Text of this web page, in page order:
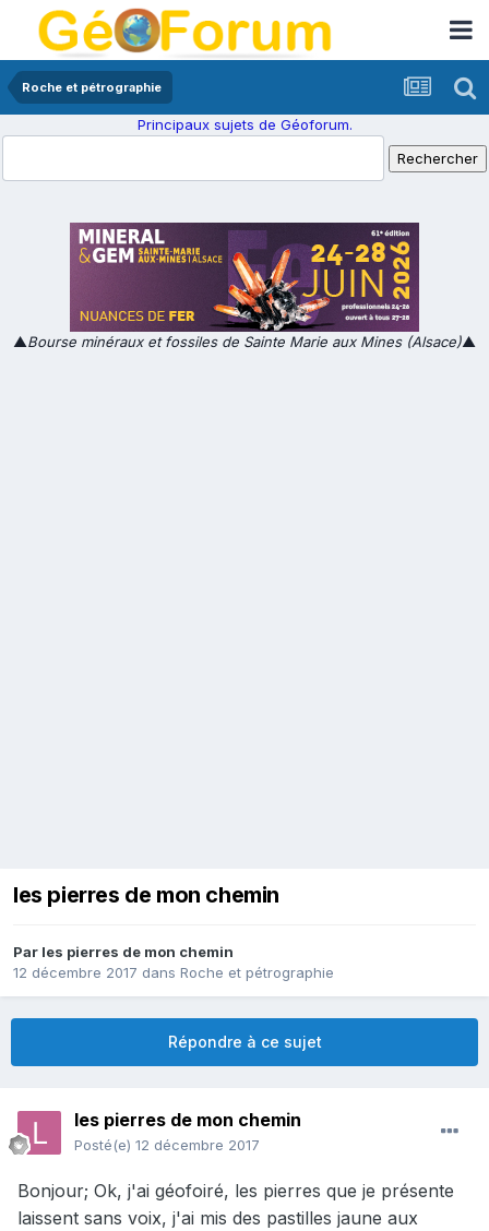
Roche et pétrographie
Principaux sujets de Géoforum.
▲Bourse minéraux et fossiles de Sainte Marie aux Mines (Alsace)▲
les pierres de mon chemin
Par les pierres de mon chemin
12 décembre 2017 dans Roche et pétrographie
Répondre à ce sujet
les pierres de mon chemin
Posté(e) 12 décembre 2017
Bonjour; Ok, j'ai géofoiré, les pierres que je présente
laissent sans voix, j'ai mis des pastilles jaune aux